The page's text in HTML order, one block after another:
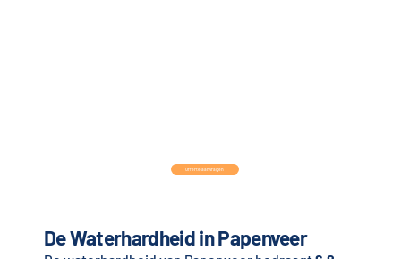
De Waterhardheid in Papenveer
Offerte aanvragen